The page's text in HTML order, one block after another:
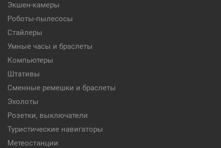
Экшен-камеры
Роботы-пылесосы
Стайлеры
Умные часы и браслеты
Компьютеры
Штативы
Сменные ремешки и браслеты
Эхолоты
Розетки, выключатели
Туристические навигаторы
Метеостанции